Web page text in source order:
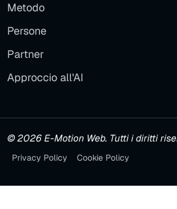
Metodo
Persone
Partner
Approccio all'AI
© 2026 E-Motion Web. Tutti i diritti
Privacy Policy Cookie Policy